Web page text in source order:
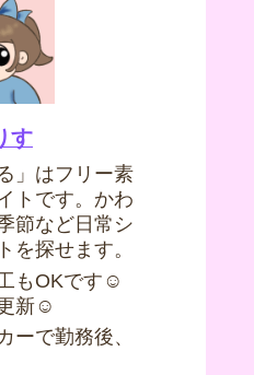
す
」はフリー素
トです。かわ
節など日常シ
を探せます。
もOKです☺
新☺
ーで勤務後、